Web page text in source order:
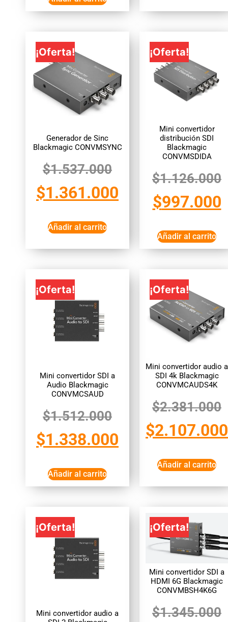
¡Oferta!
Generador de Sinc
Blackmagic CONVMSYNC
$1.537.000
$1.361.000
Añadir al carrito
¡Oferta!
Mini convertidor
distribución SDI
Blackmagic
CONVMSDIDA
$1.126.000
$997.000
Añadir al carrito
¡Oferta!
Mini convertidor SDI a
Audio Blackmagic
CONVMCSAUD
$1.512.000
$1.338.000
Añadir al carrito
¡Oferta!
Mini convertidor audio a
SDI 4k Blackmagic
CONVMCAUDS4K
$2.381.000
$2.107.000
Añadir al carrito
¡Oferta!
Mini convertidor audio a
¡Oferta!
Mini convertidor SDI a
HDMI 6G Blackmagic
CONVMBSH4K6G
$1.345.000